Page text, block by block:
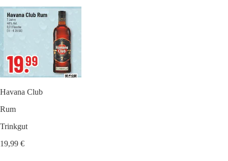
Havana Club
Rum
Trinkgut
19,99 €